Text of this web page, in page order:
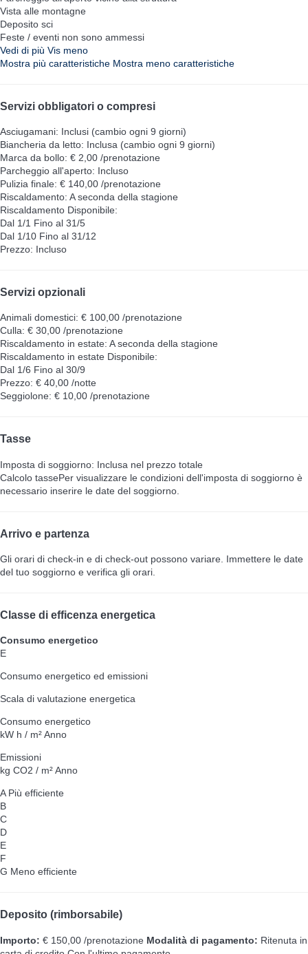
Vista alle montagne
Deposito sci
Feste / eventi non sono ammessi
Vedi di più Vis meno
Mostra più caratteristiche Mostra meno caratteristiche
Servizi obbligatori o compresi
Asciugamani: Inclusi (cambio ogni 9 giorni)
Biancheria da letto: Inclusa (cambio ogni 9 giorni)
Marca da bollo: € 2,00 /prenotazione
Parcheggio all'aperto: Incluso
Pulizia finale: € 140,00 /prenotazione
Riscaldamento: A seconda della stagione
Riscaldamento Disponibile:
Dal 1/1 Fino al 31/5
Dal 1/10 Fino al 31/12
Prezzo: Incluso
Servizi opzionali
Animali domestici: € 100,00 /prenotazione
Culla: € 30,00 /prenotazione
Riscaldamento in estate: A seconda della stagione
Riscaldamento in estate Disponibile:
Dal 1/6 Fino al 30/9
Prezzo: € 40,00 /notte
Seggiolone: € 10,00 /prenotazione
Tasse
Imposta di soggiorno: Inclusa nel prezzo totale
Calcolo tassePer visualizzare le condizioni dell'imposta di soggiorno è
necessario inserire le date del soggiorno.
Arrivo e partenza
Gli orari di check-in e di check-out possono variare. Immettere le date
del tuo soggiorno e verifica gli orari.
Classe di efficenza energetica
Consumo energetico
E
Consumo energetico ed emissioni
Scala di valutazione energetica
Consumo energetico
kW h / m² Anno
Emissioni
kg CO2 / m² Anno
APiù efficiente
B
C
D
E
F
G Meno efficiente
Deposito (rimborsabile)
Importo: € 150,00 /prenotazione Modalità di pagamento: Ritenuta in